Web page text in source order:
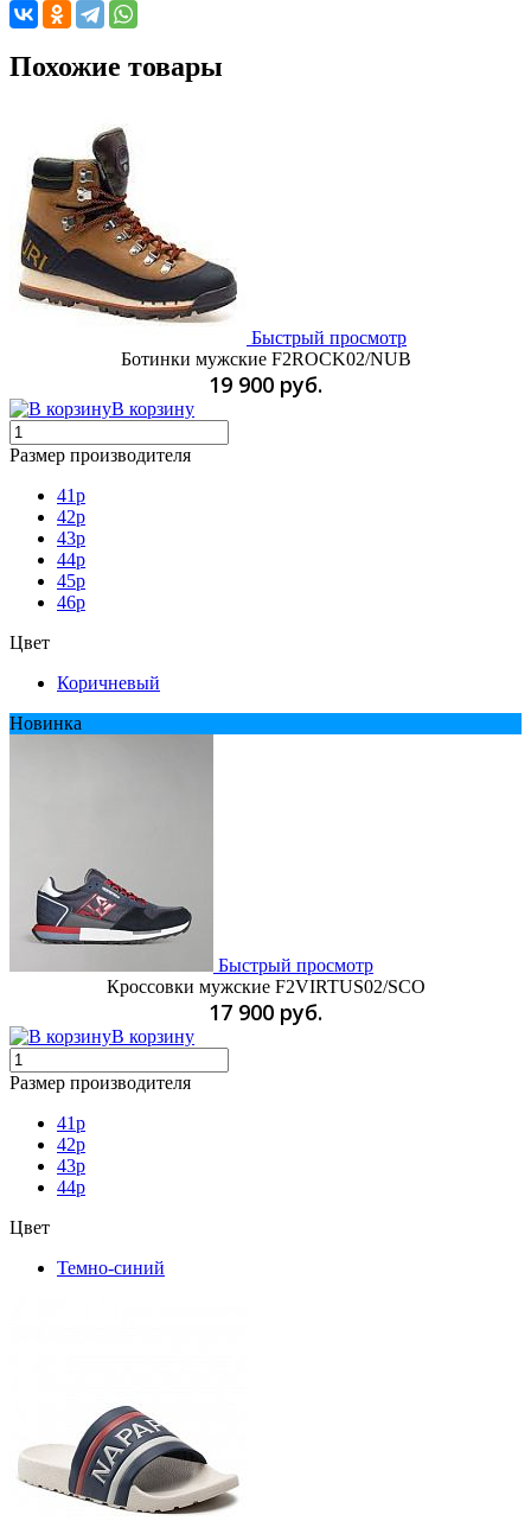
Похожие товары
Быстрый просмотр
Ботинки мужские F2ROCK02/NUB
19 900 руб.
В корзину
Размер производителя
41p
42p
43p
44p
45p
46p
Цвет
Коричневый
Новинка
Быстрый просмотр
Кроссовки мужские F2VIRTUS02/SCO
17 900 руб.
В корзину
Размер производителя
41p
42p
43p
44p
Цвет
Темно-синий